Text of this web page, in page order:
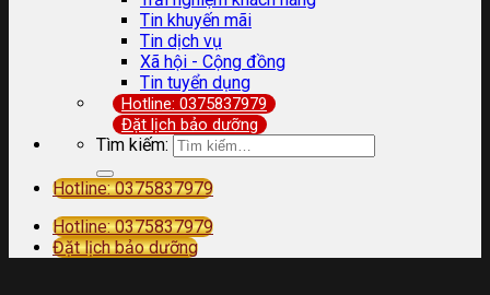
Tin khuyến mãi
Tin dịch vụ
Xã hội - Cộng đồng
Tin tuyển dụng
Hotline: 0375837979
Đặt lịch bảo dưỡng
Tìm kiếm:
Hotline: 0375837979
Hotline: 0375837979
Đặt lịch bảo dưỡng